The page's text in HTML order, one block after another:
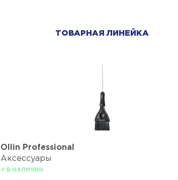
ТОВАРНАЯ ЛИНЕЙКА
Ollin Professional
Аксессуары
✔ В НАЛИЧИИ